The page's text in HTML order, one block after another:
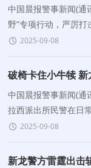
珍贵濒危野生动物
中国晨报警事新闻(通
野”专项行动，严厉
新龙公安立足县
2025-09-08
破椅卡住小牛犊
中国晨报警事新闻(通
拉西派出所民警在日
子，成功将其解救并
2025-09-08
新龙警方雷霆出击